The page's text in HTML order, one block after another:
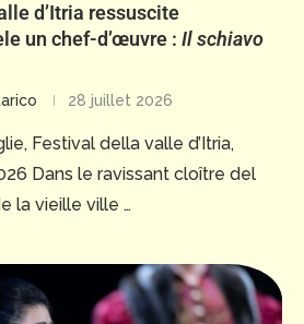
d’Itria ressuscite
un chef-d’œuvre : Il schiavo
28 juillet 2026
Festival della valle d’Itria,
Dans le ravissant cloître del
la vieille ville …